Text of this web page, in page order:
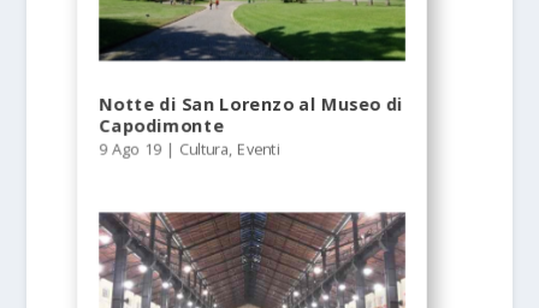
Notte di San Lorenzo al Museo di
Capodimonte
9 Ago 19 | Cultura, Eventi